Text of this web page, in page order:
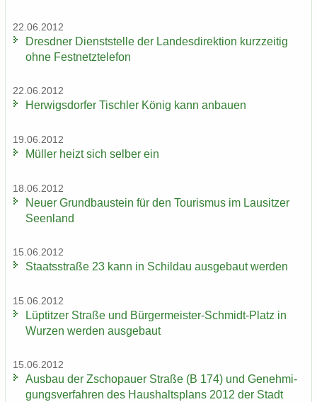
22.06.2012
Dresd­ner Dienst­stel­le der Lan­des­di­rek­ti­on kurz­zei­tig
ohne Fest­netz­te­le­fon
22.06.2012
Her­wigs­dor­fer Tisch­ler König kann an­bau­en
19.06.2012
Mül­ler heizt sich sel­ber ein
18.06.2012
Neuer Grund­bau­stein für den Tou­ris­mus im Lau­sit­zer
Se­en­land
15.06.2012
Staats­stra­ße 23 kann in Schildau aus­ge­baut wer­den
15.06.2012
Lüp­tit­zer Stra­ße und Bürgermeister-​Schmidt-Platz in
Wur­zen wer­den aus­ge­baut
15.06.2012
Aus­bau der Zscho­pau­er Stra­ße (B 174) und Ge­neh­mi­
gungs­ver­fah­ren des Haus­halts­plans 2012 der Stadt